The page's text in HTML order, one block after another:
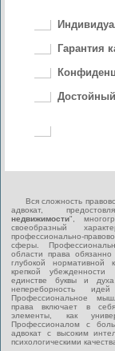
Гарантия
Вся сложность
адвокат,
недвижимости",
своеобразный
профессионально-
сферы.
области права
глубокой нормативной
крепкой убежденности
единстве буквы и
непереборность
Профессиональное
права включает в
элементы, как
Профессионалом с
адвокат с высоким
психологическими